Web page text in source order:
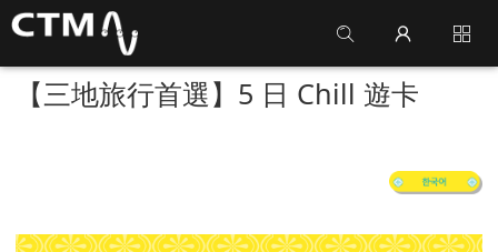
【三地旅行首選】5 日 Chill 遊卡